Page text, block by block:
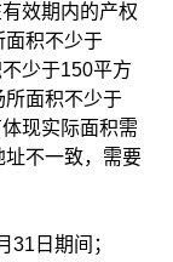
效期内的产权
面积不少于
少于150平方
所面积不少于
现实际面积需
不一致，需要
31日期间；